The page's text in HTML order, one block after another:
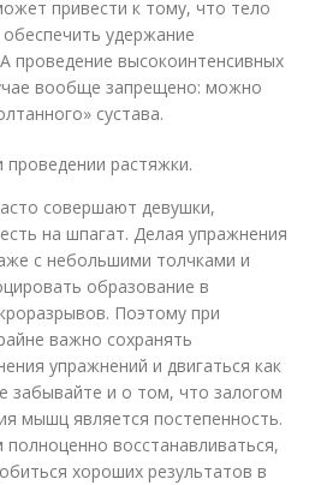
привести к тому, что тело
удержание
проведение высокоинтенсивных
вообще запрещено: можно
сустава.
растяжки.
совершают девушки,
на шпагат. Делая упражнения
с небольшими толчками и
образование в
Поэтому при
важно сохранять
упражнений и двигаться как
забывайте и о том, что залогом
мышц является постепенность.
восстанавливаться,
хороших результатов в